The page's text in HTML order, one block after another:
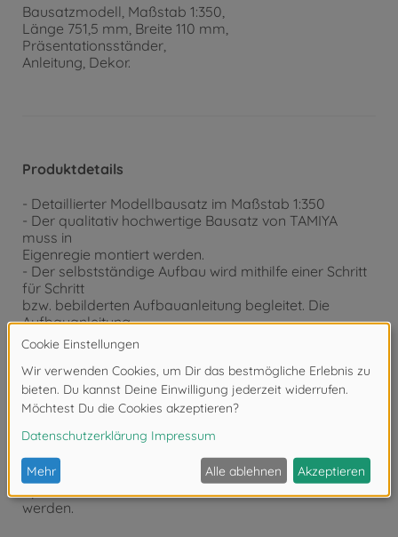
Bausatzmodell, Maßstab 1:350,
Länge 751,5 mm, Breite 110 mm,
Präsentationsständer,
Anleitung, Dekor.
Produktdetails
- Detaillierter Modellbausatz im Maßstab 1:350
- Der qualitativ hochwertige Bausatz von TAMIYA
muss in
Eigenregie montiert werden.
- Der selbstständige Aufbau wird mithilfe einer Schritt
für Schritt
bzw. bebilderten Aufbauanleitung begleitet. Die
Aufbauanleitung
ist selbstverständlich im Lieferumfang enthalten.
- Auf Basis der Aufbauanleitung müssen die
passgenauen Einzelteile
zusammengefügt werden. Eine Lackierung der Teile
kann nach
- Werkzeug, Klebstoff und Farben sind im
Lieferumfang des
Plastikbausatzes nicht enthalten. Diese müssen
optional erworben
werden.